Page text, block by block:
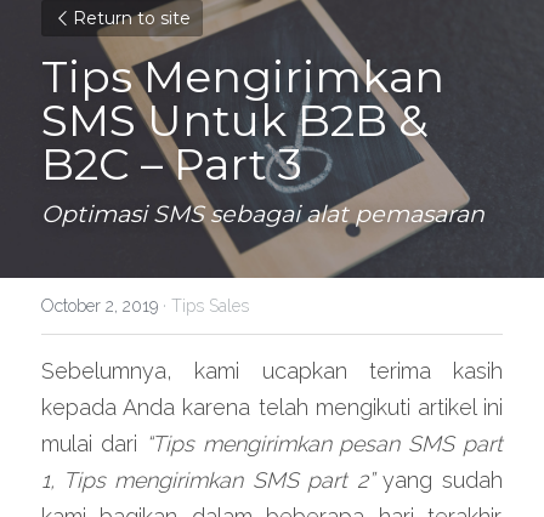
Return to site
Tips Mengirimkan
SMS Untuk B2B &
B2C – Part 3
Optimasi SMS sebagai alat pemasaran
October 2, 2019 · Tips Sales
Sebelumnya, kami ucapkan terima kasih
kepada Anda karena telah mengikuti artikel ini
mulai dari “Tips mengirimkan pesan SMS part
1, Tips mengirimkan SMS part 2” yang sudah